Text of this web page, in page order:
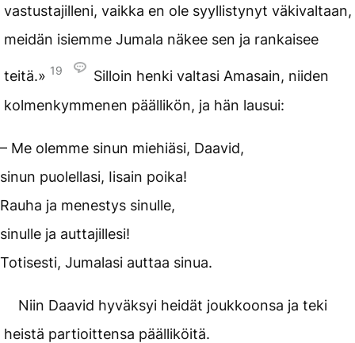
vastustajilleni, vaikka en ole syyllistynyt väkivaltaan,
meidän isiemme Jumala näkee sen ja rankaisee
teitä.» 19
Silloin henki valtasi Amasain, niiden
kolmenkymmenen päällikön, ja hän lausui:
– Me olemme sinun miehiäsi, Daavid,
sinun puolellasi, Iisain poika!
Rauha ja menestys sinulle,
sinulle ja auttajillesi!
Totisesti, Jumalasi auttaa sinua.
Niin Daavid hyväksyi heidät joukkoonsa ja teki
heistä partioittensa päälliköitä.